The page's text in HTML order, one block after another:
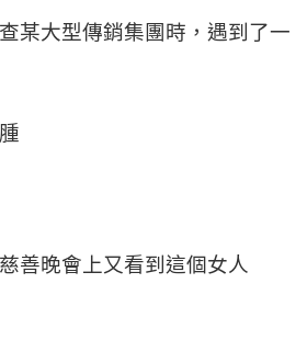
某大型傳銷集團時，遇到了一
善晚會上又看到這個女人